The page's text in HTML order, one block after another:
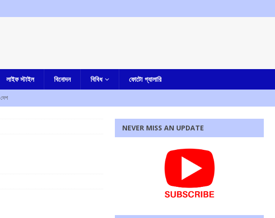
লাইফ স্টাইল বিনোদন বিবিধ ফোটো গ্যালারি
সংগঠনের
জানিয়ে দিলেন মুখ্যমন্ত্রী
দিতে হবে, হুঁশিয়ারি দিলীপ ঘোষের
NEVER MISS AN UPDATE